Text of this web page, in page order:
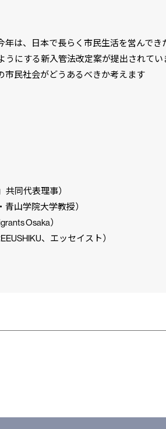
年は、日本で長らく市民生活を営んでき
うにする新入管法改定案が提出されてい
市民社会がどうあるべきか考えます
代表理事）
山学院大学教授）
Osaka）
、エッセイスト）